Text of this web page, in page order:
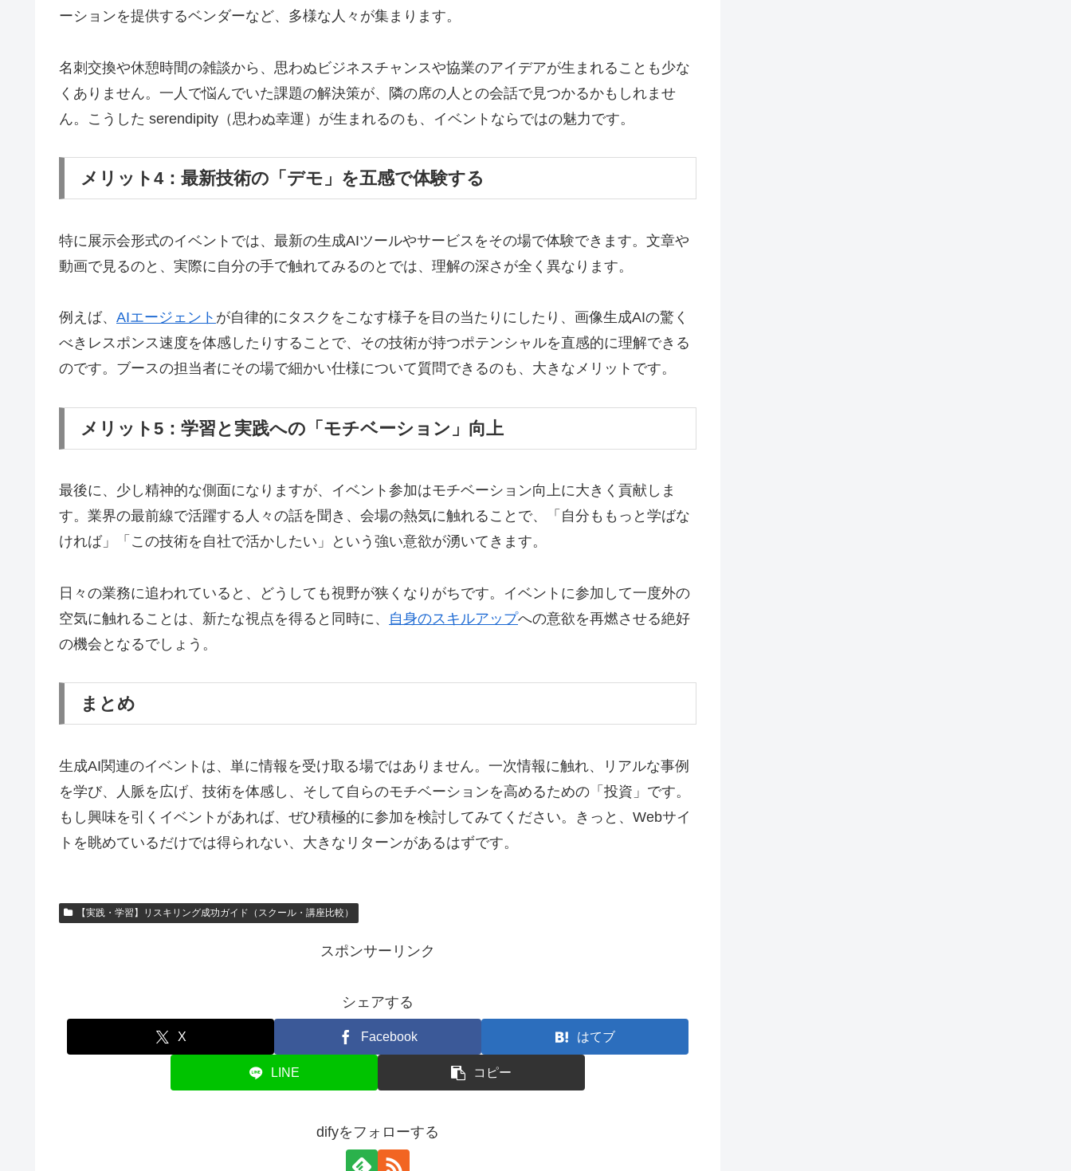
ーションを提供するベンダーなど、多様な人々が集まります。
名刺交換や休憩時間の雑談から、思わぬビジネスチャンスや協業のアイデアが生まれることも少な
くありません。一人で悩んでいた課題の解決策が、隣の席の人との会話で見つかるかもしれませ
ん。こうした serendipity（思わぬ幸運）が生まれるのも、イベントならではの魅力です。
メリット4：最新技術の「デモ」を五感で体験する
特に展示会形式のイベントでは、最新の生成AIツールやサービスをその場で体験できます。文章や
動画で見るのと、実際に自分の手で触れてみるのとでは、理解の深さが全く異なります。
例えば、 AIエージェント が自律的にタスクをこなす様子を目の当たりにしたり、画像生成AIの驚く
べきレスポンス速度を体感したりすることで、その技術が持つポテンシャルを直感的に理解できる
のです。ブースの担当者にその場で細かい仕様について質問できるのも、大きなメリットです。
メリット5：学習と実践への「モチベーション」向上
最後に、少し精神的な側面になりますが、イベント参加はモチベーション向上に大きく貢献しま
す。業界の最前線で活躍する人々の話を聞き、会場の熱気に触れることで、「自分ももっと学ばな
ければ」「この技術を自社で活かしたい」という強い意欲が湧いてきます。
日々の業務に追われていると、どうしても視野が狭くなりがちです。イベントに参加して一度外の
空気に触れることは、新たな視点を得ると同時に、 自身のスキルアップへの意欲を再燃させる絶好
の機会となるでしょう。
まとめ
生成AI関連のイベントは、単に情報を受け取る場ではありません。一次情報に触れ、リアルな事例
を学び、人脈を広げ、技術を体感し、そして自らのモチベーションを高めるための「投資」です。
もし興味を引くイベントがあれば、ぜひ積極的に参加を検討してみてください。きっと、Webサイ
トを眺めているだけでは得られない、大きなリターンがあるはずです。
【実践・学習】リスキリング成功ガイド（スクール・講座比較）
スポンサーリンク
シェアする
X Facebook はてブ
LINE コピー
difyをフォローする